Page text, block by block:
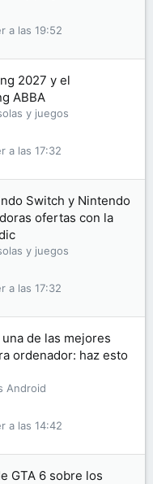
a las 19:52
2027 y el
ABBA
y juegos
a las 17:32
Switch y Nintendo
ofertas con la
y juegos
a las 17:32
de las mejores
ordenador: haz esto
Android
a las 14:42
GTA 6 sobre los